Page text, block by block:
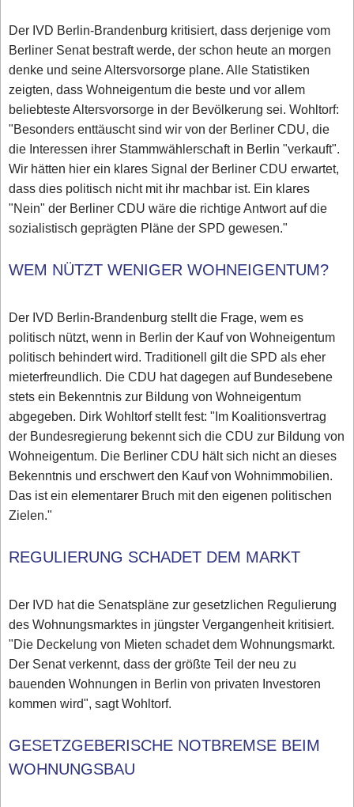
Der IVD Berlin-Brandenburg kritisiert, dass derjenige vom
Berliner Senat bestraft werde, der schon heute an morgen
denke und seine Altersvorsorge plane. Alle Statistiken
zeigten, dass Wohneigentum die beste und vor allem
beliebteste Altersvorsorge in der Bevölkerung sei. Wohltorf:
"Besonders enttäuscht sind wir von der Berliner CDU, die
die Interessen ihrer Stammwählerschaft in Berlin "verkauft".
Wir hätten hier ein klares Signal der Berliner CDU erwartet,
dass dies politisch nicht mit ihr machbar ist. Ein klares
"Nein" der Berliner CDU wäre die richtige Antwort auf die
sozialistisch geprägten Pläne der SPD gewesen."
WEM NÜTZT WENIGER WOHNEIGENTUM?
Der IVD Berlin-Brandenburg stellt die Frage, wem es
politisch nützt, wenn in Berlin der Kauf von Wohneigentum
politisch behindert wird. Traditionell gilt die SPD als eher
mieterfreundlich. Die CDU hat dagegen auf Bundesebene
stets ein Bekenntnis zur Bildung von Wohneigentum
abgegeben. Dirk Wohltorf stellt fest: "Im Koalitionsvertrag
der Bundesregierung bekennt sich die CDU zur Bildung von
Wohneigentum. Die Berliner CDU hält sich nicht an dieses
Bekenntnis und erschwert den Kauf von Wohnimmobilien.
Das ist ein elementarer Bruch mit den eigenen politischen
Zielen."
REGULIERUNG SCHADET DEM MARKT
Der IVD hat die Senatspläne zur gesetzlichen Regulierung
des Wohnungsmarktes in jüngster Vergangenheit kritisiert.
"Die Deckelung von Mieten schadet dem Wohnungsmarkt.
Der Senat verkennt, dass der größte Teil der neu zu
bauenden Wohnungen in Berlin von privaten Investoren
kommen wird", sagt Wohltorf.
GESETZGEBERISCHE NOTBREMSE BEIM
WOHNUNGSBAU